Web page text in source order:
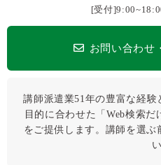
[受付
お問い合わせ
講師派遣業51年の豊富な経
目的に合わせた「Web検索だ
をご提供します。講師を選ぶ
い